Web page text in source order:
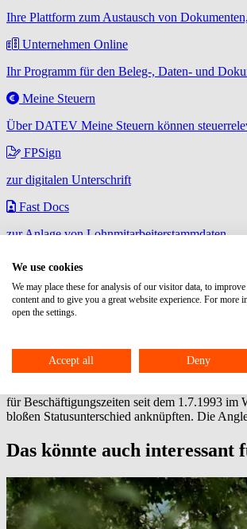
Ihre Plattform zum Austausch von
Unternehmen Online
Ihr Programm für den Beleg-, Daten- und
Meine Steuern
Über DATEV Meine Steuern können
FPSign
zur digitalen Unterschrift
Fast Docs
zur Anlage von Lohnmitarbeiterstammdaten
Betriebsrente -
Dieser Artikel ist älter als 2 Monate.
Beitrag vom: 01.09.2010
Der bloße Statusunterschied zwischen
eine derartige Ungleichbehandlung
gerechtfertigt ist, müssen die
hinsichtlich des Versorgungsgrades in sich
für Beschäftigungszeiten seit dem 1.7.1993 im
bloßen Statusunterschied anknüpften. Die
Das könnte auch interessant
We use cookies
We may place these for analysis of our visitor data, to
content and to give you a great website experience. For more
open the settings.
Accept all Deny